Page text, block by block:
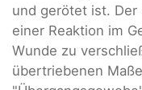
und gerötet ist.
einer Reaktion im
Wunde zu
übertriebenen